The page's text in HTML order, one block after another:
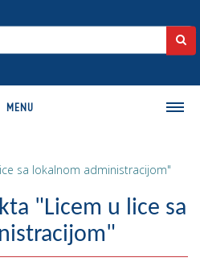
MENU
sa lokalnom administracijom"
"Licem u lice sa